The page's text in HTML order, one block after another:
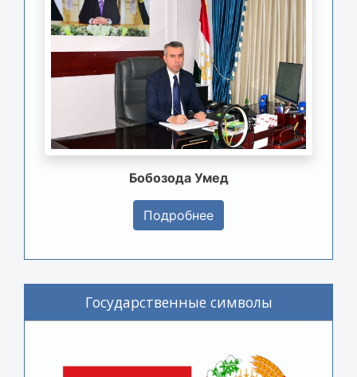
Бобозода Умед
Подробнее
Государственные символы